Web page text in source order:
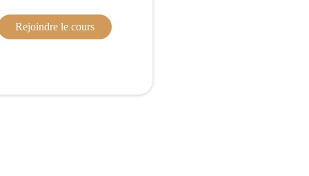
Rejoindre le cours